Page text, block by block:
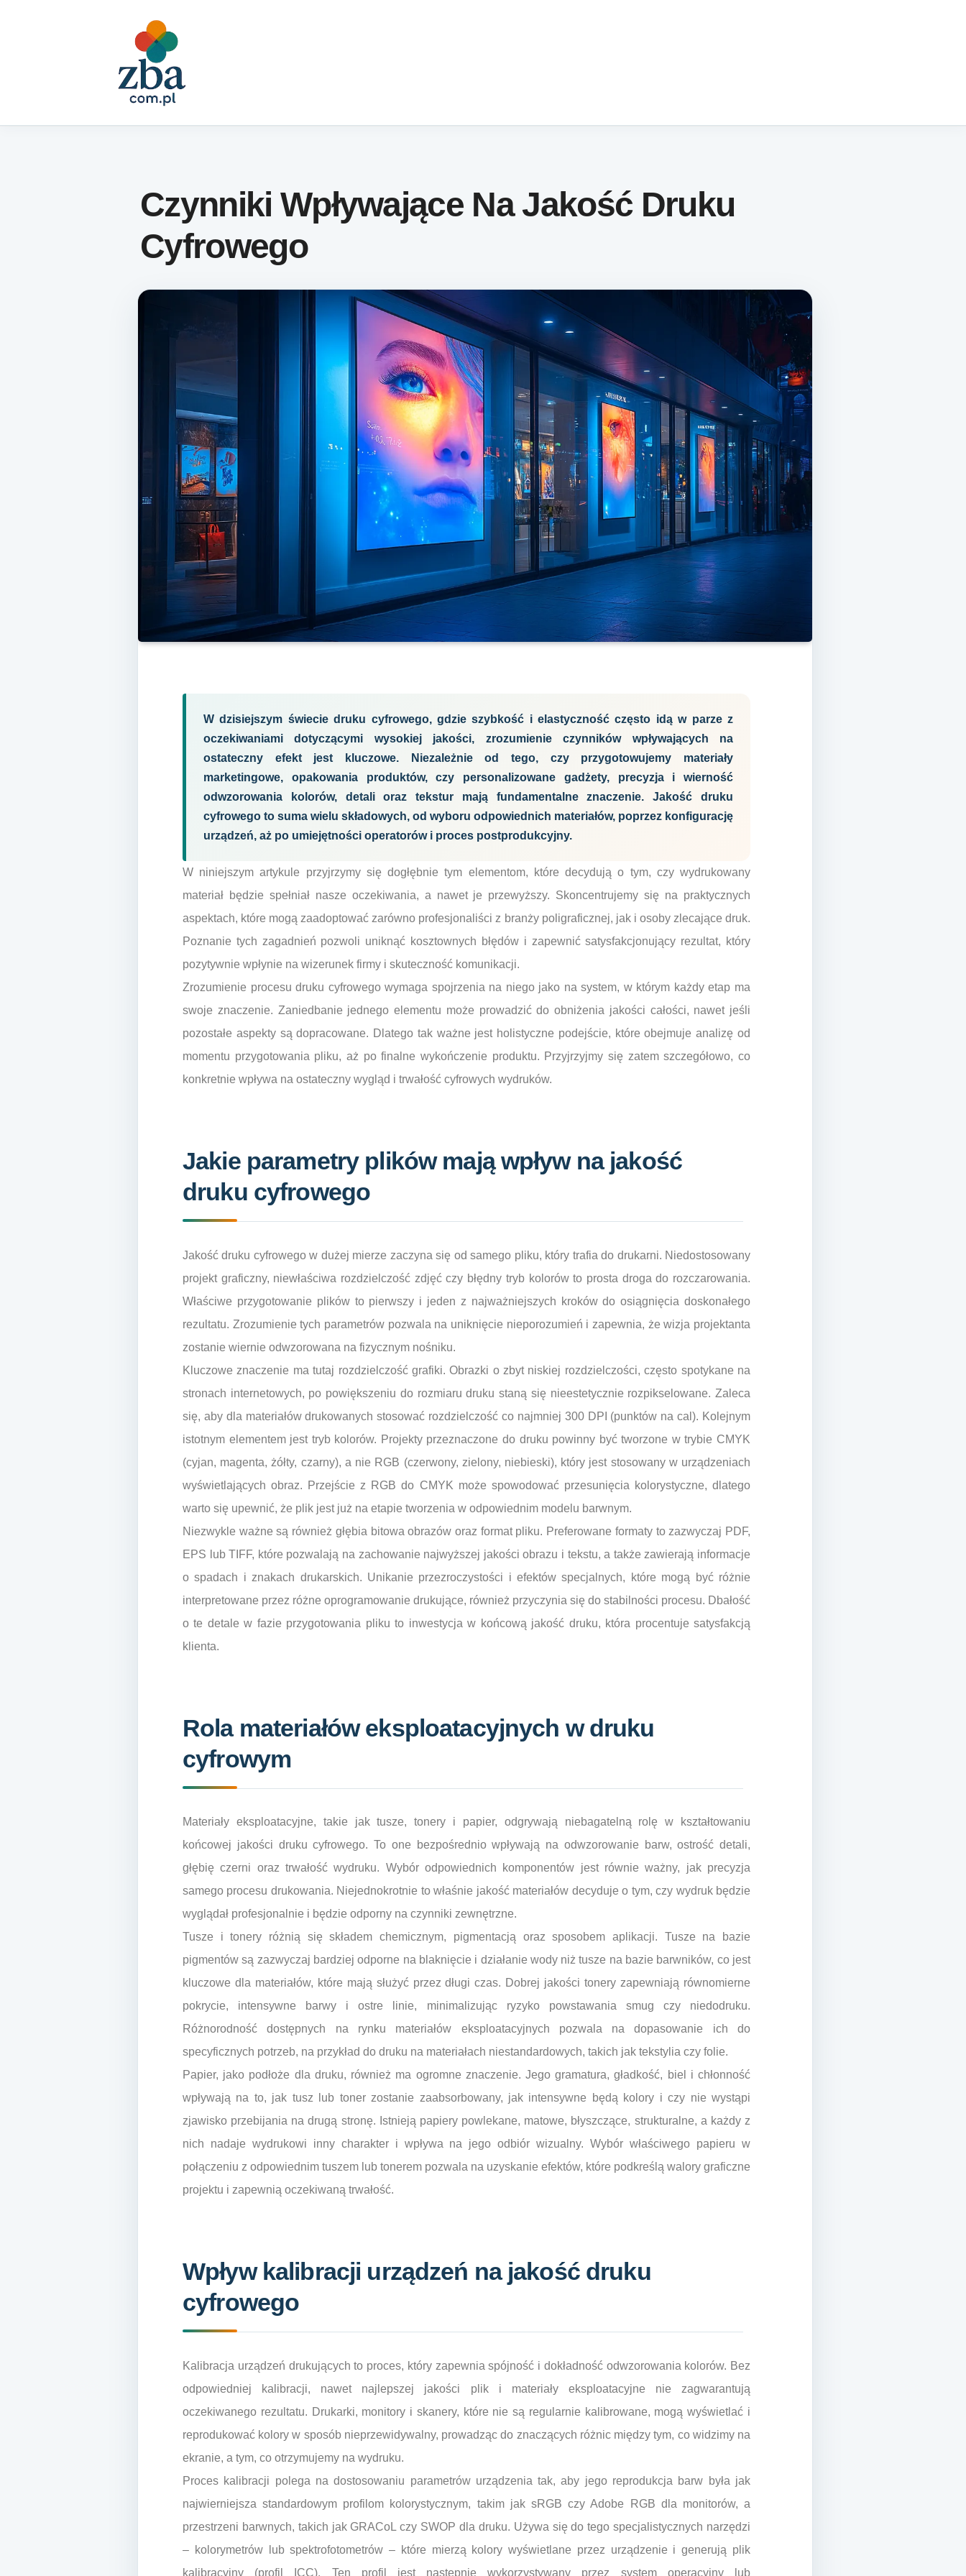
Czynniki Wpływające Na Jakość Druku
Cyfrowego
W dzisiejszym świecie druku cyfrowego, gdzie szybkość i elastyczność często idą w parze z
oczekiwaniami dotyczącymi wysokiej jakości, zrozumienie czynników wpływających na
ostateczny efekt jest kluczowe. Niezależnie od tego, czy przygotowujemy materiały
marketingowe, opakowania produktów, czy personalizowane gadżety, precyzja i wierność
odwzorowania kolorów, detali oraz tekstur mają fundamentalne znaczenie. Jakość druku
cyfrowego to suma wielu składowych, od wyboru odpowiednich materiałów, poprzez konfigurację
urządzeń, aż po umiejętności operatorów i proces postprodukcyjny.
W niniejszym artykule przyjrzymy się dogłębnie tym elementom, które decydują o tym, czy wydrukowany
materiał będzie spełniał nasze oczekiwania, a nawet je przewyższy. Skoncentrujemy się na praktycznych
aspektach, które mogą zaadoptować zarówno profesjonaliści z branży poligraficznej, jak i osoby zlecające druk.
Poznanie tych zagadnień pozwoli uniknąć kosztownych błędów i zapewnić satysfakcjonujący rezultat, który
pozytywnie wpłynie na wizerunek firmy i skuteczność komunikacji.
Zrozumienie procesu druku cyfrowego wymaga spojrzenia na niego jako na system, w którym każdy etap ma
swoje znaczenie. Zaniedbanie jednego elementu może prowadzić do obniżenia jakości całości, nawet jeśli
pozostałe aspekty są dopracowane. Dlatego tak ważne jest holistyczne podejście, które obejmuje analizę od
momentu przygotowania pliku, aż po finalne wykończenie produktu. Przyjrzyjmy się zatem szczegółowo, co
konkretnie wpływa na ostateczny wygląd i trwałość cyfrowych wydruków.
Jakie parametry plików mają wpływ na jakość
druku cyfrowego
Jakość druku cyfrowego w dużej mierze zaczyna się od samego pliku, który trafia do drukarni. Niedostosowany
projekt graficzny, niewłaściwa rozdzielczość zdjęć czy błędny tryb kolorów to prosta droga do rozczarowania.
Właściwe przygotowanie plików to pierwszy i jeden z najważniejszych kroków do osiągnięcia doskonałego
rezultatu. Zrozumienie tych parametrów pozwala na uniknięcie nieporozumień i zapewnia, że wizja projektanta
zostanie wiernie odwzorowana na fizycznym nośniku.
Kluczowe znaczenie ma tutaj rozdzielczość grafiki. Obrazki o zbyt niskiej rozdzielczości, często spotykane na
stronach internetowych, po powiększeniu do rozmiaru druku staną się nieestetycznie rozpikselowane. Zaleca
się, aby dla materiałów drukowanych stosować rozdzielczość co najmniej 300 DPI (punktów na cal). Kolejnym
istotnym elementem jest tryb kolorów. Projekty przeznaczone do druku powinny być tworzone w trybie CMYK
(cyjan, magenta, żółty, czarny), a nie RGB (czerwony, zielony, niebieski), który jest stosowany w urządzeniach
wyświetlających obraz. Przejście z RGB do CMYK może spowodować przesunięcia kolorystyczne, dlatego
warto się upewnić, że plik jest już na etapie tworzenia w odpowiednim modelu barwnym.
Niezwykle ważne są również głębia bitowa obrazów oraz format pliku. Preferowane formaty to zazwyczaj PDF,
EPS lub TIFF, które pozwalają na zachowanie najwyższej jakości obrazu i tekstu, a także zawierają informacje
o spadach i znakach drukarskich. Unikanie przezroczystości i efektów specjalnych, które mogą być różnie
interpretowane przez różne oprogramowanie drukujące, również przyczynia się do stabilności procesu. Dbałość
o te detale w fazie przygotowania pliku to inwestycja w końcową jakość druku, która procentuje satysfakcją
klienta.
Rola materiałów eksploatacyjnych w druku
cyfrowym
Materiały eksploatacyjne, takie jak tusze, tonery i papier, odgrywają niebagatelną rolę w kształtowaniu
końcowej jakości druku cyfrowego. To one bezpośrednio wpływają na odwzorowanie barw, ostrość detali,
głębię czerni oraz trwałość wydruku. Wybór odpowiednich komponentów jest równie ważny, jak precyzja
samego procesu drukowania. Niejednokrotnie to właśnie jakość materiałów decyduje o tym, czy wydruk będzie
wyglądał profesjonalnie i będzie odporny na czynniki zewnętrzne.
Tusze i tonery różnią się składem chemicznym, pigmentacją oraz sposobem aplikacji. Tusze na bazie
pigmentów są zazwyczaj bardziej odporne na blaknięcie i działanie wody niż tusze na bazie barwników, co jest
kluczowe dla materiałów, które mają służyć przez długi czas. Dobrej jakości tonery zapewniają równomierne
pokrycie, intensywne barwy i ostre linie, minimalizując ryzyko powstawania smug czy niedodruku.
Różnorodność dostępnych na rynku materiałów eksploatacyjnych pozwala na dopasowanie ich do
specyficznych potrzeb, na przykład do druku na materiałach niestandardowych, takich jak tekstylia czy folie.
Papier, jako podłoże dla druku, również ma ogromne znaczenie. Jego gramatura, gładkość, biel i chłonność
wpływają na to, jak tusz lub toner zostanie zaabsorbowany, jak intensywne będą kolory i czy nie wystąpi
zjawisko przebijania na drugą stronę. Istnieją papiery powlekane, matowe, błyszczące, strukturalne, a każdy z
nich nadaje wydrukowi inny charakter i wpływa na jego odbiór wizualny. Wybór właściwego papieru w
połączeniu z odpowiednim tuszem lub tonerem pozwala na uzyskanie efektów, które podkreślą walory graficzne
projektu i zapewnią oczekiwaną trwałość.
Wpływ kalibracji urządzeń na jakość druku
cyfrowego
Kalibracja urządzeń drukujących to proces, który zapewnia spójność i dokładność odwzorowania kolorów. Bez
odpowiedniej kalibracji, nawet najlepszej jakości plik i materiały eksploatacyjne nie zagwarantują
oczekiwanego rezultatu. Drukarki, monitory i skanery, które nie są regularnie kalibrowane, mogą wyświetlać i
reprodukować kolory w sposób nieprzewidywalny, prowadząc do znaczących różnic między tym, co widzimy na
ekranie, a tym, co otrzymujemy na wydruku.
Proces kalibracji polega na dostosowaniu parametrów urządzenia tak, aby jego reprodukcja barw była jak
najwierniejsza standardowym profilom kolorystycznym, takim jak sRGB czy Adobe RGB dla monitorów, a
przestrzeni barwnych, takich jak GRACoL czy SWOP dla druku. Używa się do tego specjalistycznych narzędzi
– kolorymetrów lub spektrofotometrów – które mierzą kolory wyświetlane przez urządzenie i generują plik
kalibracyjny (profil ICC). Ten profil jest następnie wykorzystywany przez system operacyjny lub